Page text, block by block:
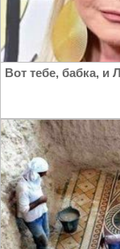
Вот тебе, бабка, и